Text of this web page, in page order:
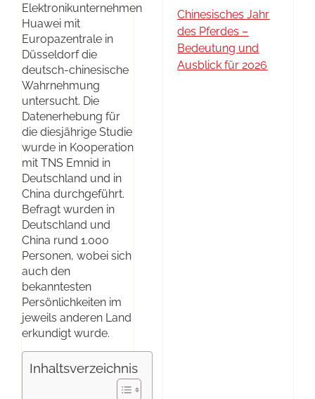
Elektronikunternehmen
Huawei mit
Europazentrale in
Düsseldorf die
deutsch-chinesische
Wahrnehmung
untersucht. Die
Datenerhebung für
die diesjährige Studie
wurde in Kooperation
mit TNS Emnid in
Deutschland und in
China durchgeführt.
Befragt wurden in
Deutschland und
China rund 1.000
Personen, wobei sich
auch den
bekanntesten
Persönlichkeiten im
jeweils anderen Land
erkundigt wurde.
Inhaltsverzeichnis
Chinesisches Jahr
des Pferdes –
Bedeutung und
Ausblick für 2026